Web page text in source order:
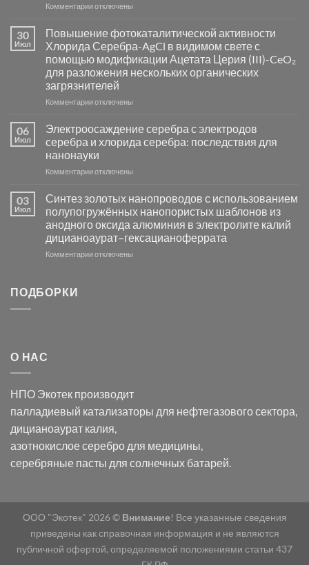
Комментариик
Пламенный
синтез
катализаторов
и
сенсоров
на
основе
группы
отключены
30
Июл
Повышение фотокаталитической активности
Хлорида Серебра-AgCl в видимом свете с
помощью модификации Ацетата Церия (III)-CeO₂
для разложения нескольких органических
загрязнителей
Комментариик
фотокаталитической
активности
Хлорида
Серебра-
в
видимом
свете
с
помощью
модификации
отключены
06
Июл
Электроосаждение серебра с электродов
серебра и хлорида серебра: последствия для
нанонауки
Комментариик
серебра
с
электродов
серебра
и
отключены
03
Июл
Синтез золотых нанопроводов с использованием
полупогружённых нанопористых шаблонов из
анодного оксида алюминия в электролите калий
дицианоаурат–гексацианоферрата
Комментариик
оксида
в
электролите
калий
дицианоаурат–
гексацианоферрата
отключены
ПОДБОРКИ
О НАС
НПО Экотек производит
палладиевый катализаторы для нефтегазового сектора,
дицианоаурат калия,
азотнокислое серебро для медицины,
серебряные пасты для солнечных батарей.
ООО "Экотек" 2026 © Внимание! Все указанные сведения
приведены как справочная информация и не являются
публичной офертой, определяемой положениями статьи 437